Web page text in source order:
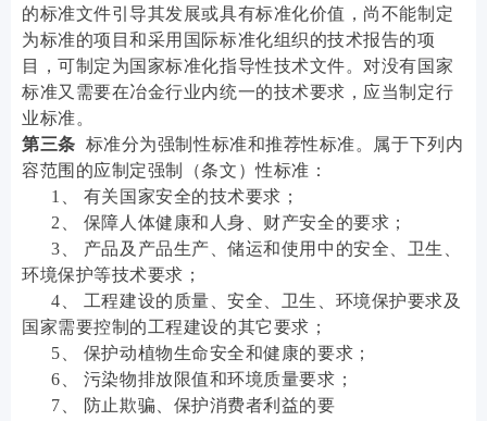
的标准文件引导其发展或具有标准化价值，尚不能制定
为标准的项目和采用国际标准化组织的技术报告的项
目，可制定为国家标准化指导性技术文件。对没有国家
标准又需要在冶金行业内统一的技术要求，应当制定行
业标准。
第三条 标准分为强制性标准和推荐性标准。属于下列内
容范围的应制定强制（条文）性标准：
1、 有关国家安全的技术要求；
2、 保障人体健康和人身、财产安全的要求；
3、 产品及产品生产、储运和使用中的安全、卫生、
环境保护等技术要求；
4、 工程建设的质量、安全、卫生、环境保护要求及
国家需要控制的工程建设的其它要求；
5、 保护动植物生命安全和健康的要求；
6、 污染物排放限值和环境质量要求；
7、 防止欺骗、保护消费者利益的要